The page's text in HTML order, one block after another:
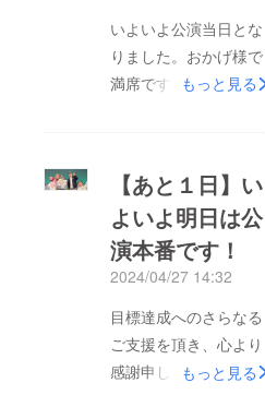
クラウドファンディン
グのプロジェクトはま
もなく終了いたしま
とお礼の品をお送り申
し上げます。公演は終
了いたしましたが、私
たちは、本作品に込め
られたメッセージをさ
らに全国のより多くの
方に届けていきたいと
存じます。本プロジェ
いよいよ公演当日とな
りました。おかげ様で
満席です！本番はただ
平和といのちのステー
ジ〜東京から〜東京都
立永山高校和太鼓同好
会「永鼓」と東京都立
生チーム「深沢組」に
よる合同演奏東京のう
たごえ合同合唱団の皆
もっと見る
【あと１日】い
よいよ明日は公
演本番です！
2024/04/27 14:32
目標達成へのさらなる
ご支援を頂き、心より
感謝申し上げます！皆
もっと見る